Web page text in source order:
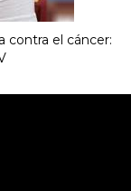
contra el cáncer: